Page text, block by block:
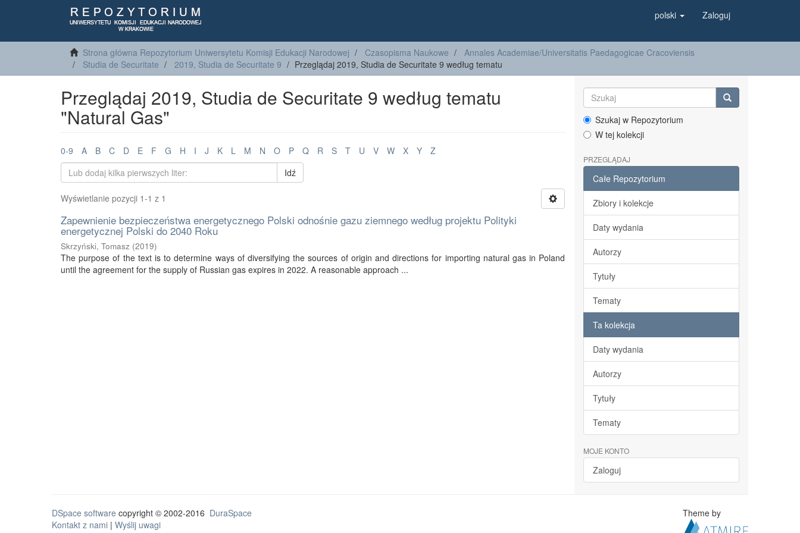
polski Zaloguj
Strona główna Repozytorium Uniwersytetu Komisji Edukacji Narodowej Czasopisma Naukowe
Annales Academiae/Universitatis Paedagogicae Cracoviensis
Studia de Securitate
2019, Studia de Securitate 9 Przeglądaj 2019, Studia de Securitate 9 według tematu
Przeglądaj 2019, Studia de Securitate 9 według tematu
"Natural Gas"
0-9 A B C D E F G H I J K L M N O P Q R S T U V W X Y
Z
Idź
Wyświetlanie pozycji 1-1 z 1
Zapewnienie bezpieczeństwa energetycznego Polski odnośnie gazu ziemnego według projektu Polityki
energetycznej Polski do 2040 Roku
Skrzyński, Tomasz (2019)
The purpose of the text is to determine ways of diversifying the sources of origin and directions for importing natural gas in Poland
until the agreement for the supply of Russian gas expires in 2022. A reasonable approach ...
Szukaj w Repozytorium
W tej kolekcji
PRZEGLĄDAJ
Całe Repozytorium
Zbiory i kolekcje
Daty wydania
Autorzy
Tytuły
Tematy
Ta kolekcja
Daty wydania
Autorzy
Tytuły
Tematy
MOJE KONTO
Zaloguj
DSpace software copyright © 2002-2016 DuraSpace
Kontakt z nami | Wyślij uwagi
Theme by